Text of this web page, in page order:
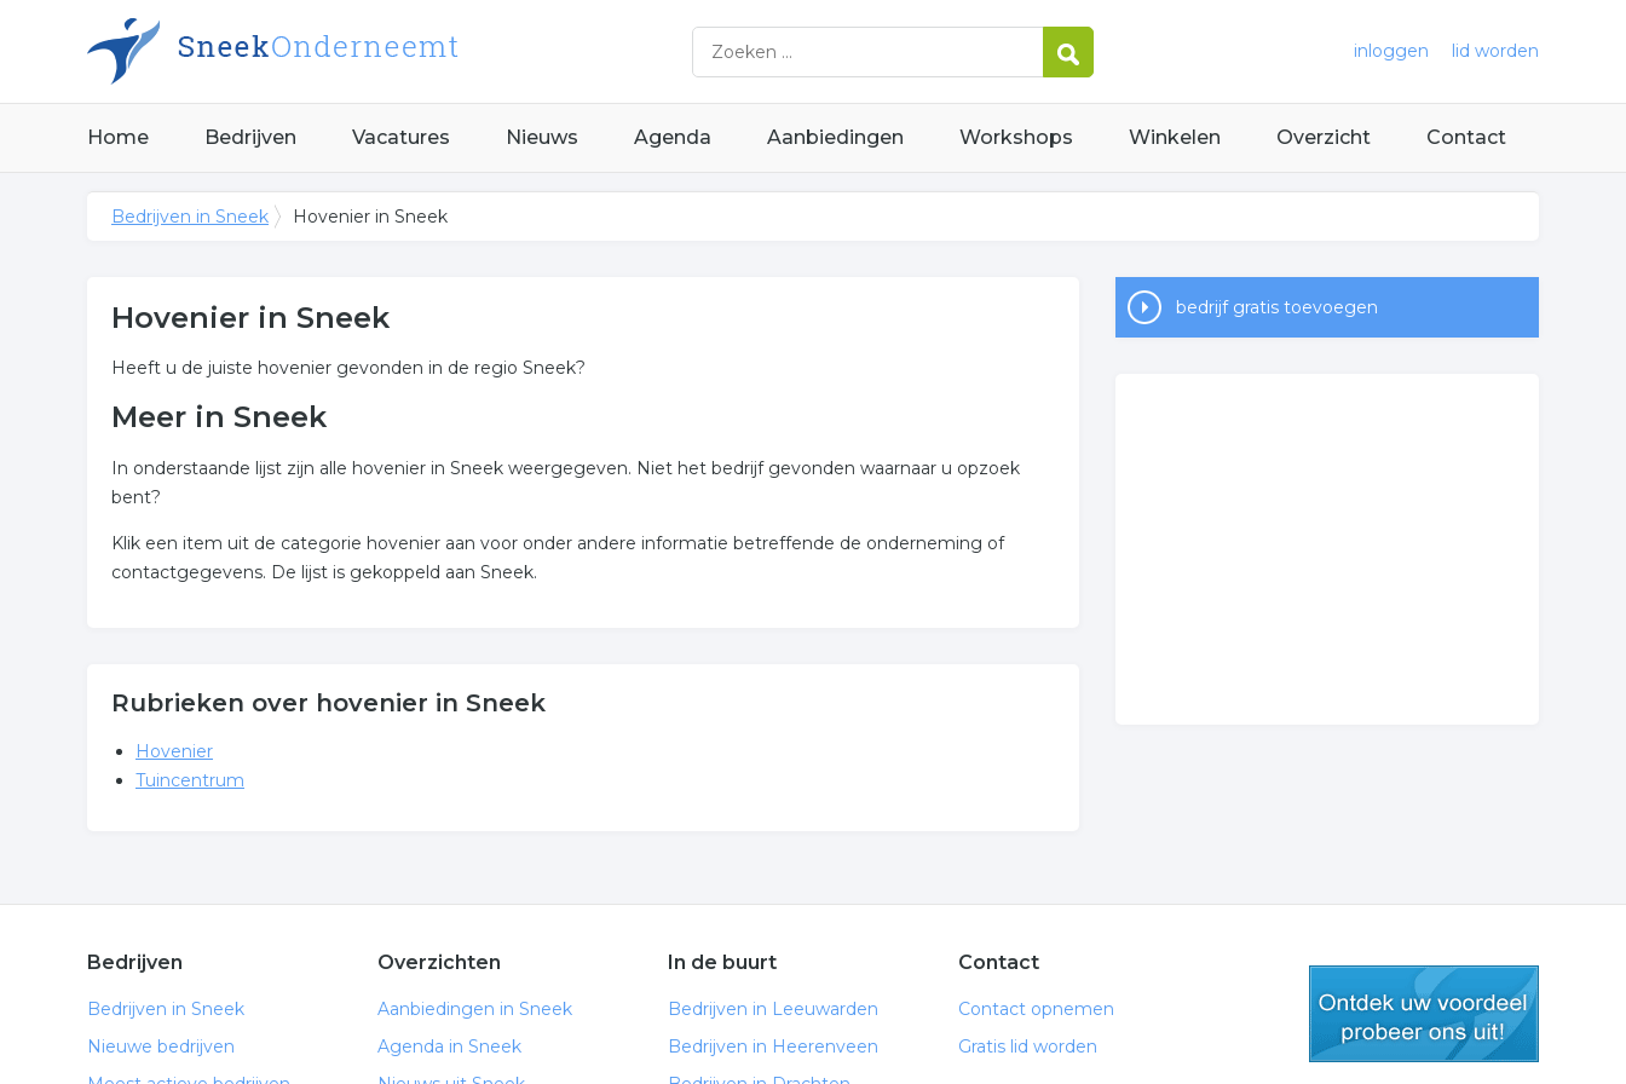
inloggen lid worden
Home Bedrijven Vacatures Nieuws Agenda Aanbiedingen Workshops Winkelen Overzicht Contact
Bedrijven in Sneek Hovenier in Sneek
Hovenier in Sneek
Heeft u de juiste hovenier gevonden in de regio Sneek?
Meer in Sneek
In onderstaande lijst zijn alle hovenier in Sneek weergegeven. Niet het bedrijf gevonden waarnaar u opzoek
bent?
Klik een item uit de categorie hovenier aan voor onder andere informatie betreffende de onderneming of
contactgegevens. De lijst is gekoppeld aan Sneek.
Rubrieken over hovenier in Sneek
Hovenier
Tuincentrum
bedrijf gratis toevoegen
Bedrijven
Bedrijven in Sneek
Nieuwe bedrijven
Overzichten
Aanbiedingen in Sneek
Agenda in Sneek
In de buurt
Bedrijven in Leeuwarden
Bedrijven in Heerenveen
Contact
Contact opnemen
Gratis lid worden